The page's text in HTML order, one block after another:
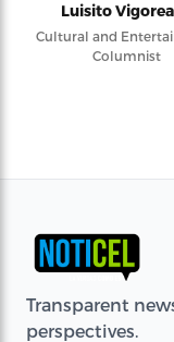
Luisito
Cultural and
Columnist
Transparent
perspectives.